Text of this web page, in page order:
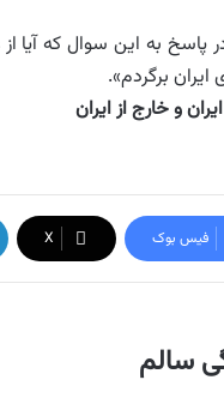
پاسخ به این سوال که آیا
برگردم».
و خارج از ایران
فیس بوک X
سالم